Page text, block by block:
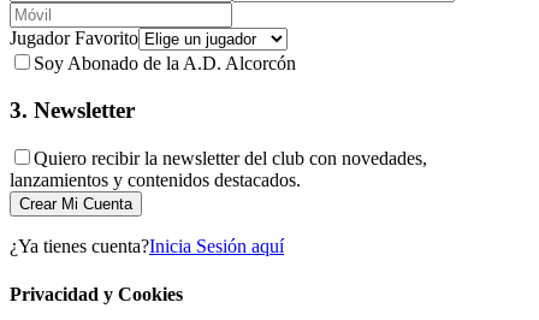
Jugador Favorito
Soy Abonado de la A.D. Alcorcón
3. Newsletter
Quiero recibir la newsletter del club con novedades,
lanzamientos y contenidos destacados.
Crear Mi Cuenta
¿Ya tienes cuenta?Inicia Sesión aquí
Privacidad y Cookies